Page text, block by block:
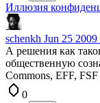
Иллюзия
schenkh Jun 25 2009
А решения как
общественную
Commons, EFF, FSF
0